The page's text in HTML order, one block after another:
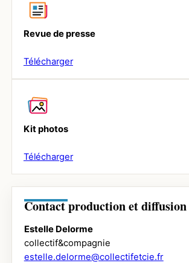
Revue de presse
Télécharger
Kit photos
Télécharger
Contact production et diffusion
Estelle Delorme
collectif&compagnie
estelle.delorme@collectifetcie.fr